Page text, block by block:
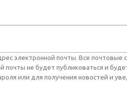
электронной почты. Все почтовые
почты не будет публиковаться и
или для получения новостей и